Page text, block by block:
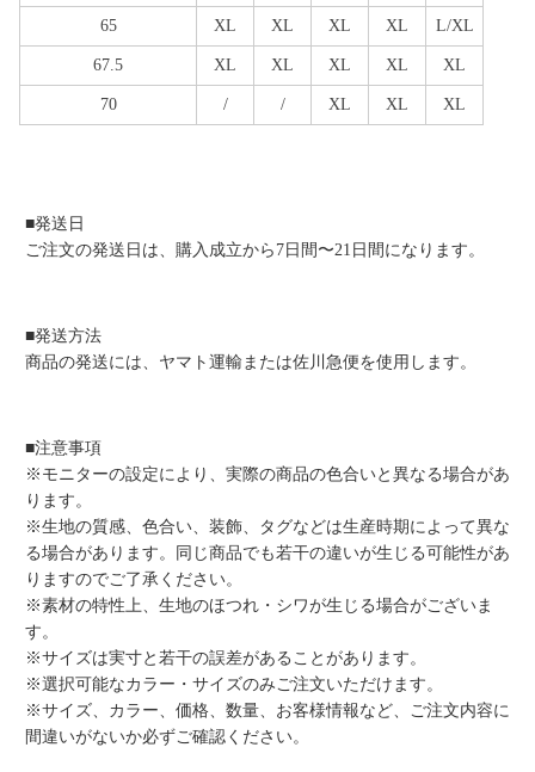
65 XL XL XL XL L/XL
67.5 XL XL XL XL XL
70 / / XL XL XL
■発送日
ご注文の発送日は、購入成立から7日間〜21日間になります。
■発送方法
商品の発送には、ヤマト運輸または佐川急便を使用します。
■注意事項
※モニターの設定により、実際の商品の色合いと異なる場合があ
ります。
※生地の質感、色合い、装飾、タグなどは生産時期によって異な
る場合があります。同じ商品でも若干の違いが生じる可能性があ
りますのでご了承ください。
※素材の特性上、生地のほつれ・シワが生じる場合がございま
す。
※サイズは実寸と若干の誤差があることがあります。
※選択可能なカラー・サイズのみご注文いただけます。
※サイズ、カラー、価格、数量、お客様情報など、ご注文内容に
間違いがないか必ずご確認ください。